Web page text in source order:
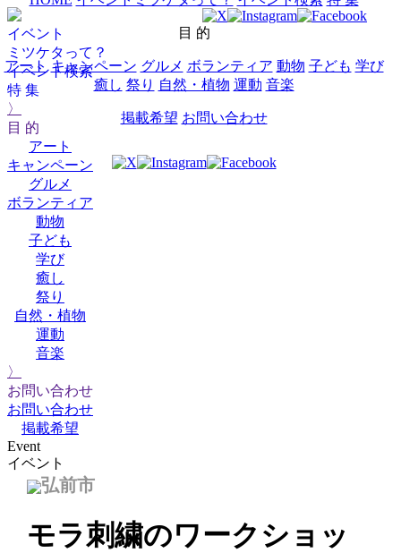
イベント
ミツケタって？
イベント検索
特 集
〉
目 的
アート
キャンペーン
グルメ
ボランティア
動物
子ども
学び
癒し
祭り
自然・植物
運動
音楽
〉
お問い合わせ
お問い合わせ
掲載希望
目 的
アート キャンペーン グルメ ボランティア 動物 子ども 学び
癒し 祭り 自然・植物 運動 音楽
掲載希望 お問い合わせ
Event
イベント
弘前市
モラ刺繍のワークショッ